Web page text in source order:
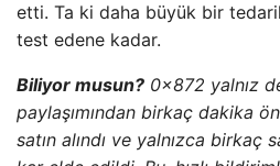
etti. Ta ki daha büyük bir
test edene kadar.
Biliyor musun? 0x872 yalnız
paylaşımından birkaç dakika
satın alındı ​​ve yalnızca birkaç